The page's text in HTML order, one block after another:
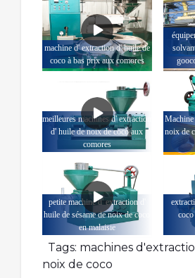
machine d' extraction d' huile de
coco à bas prix aux comores
meilleures machines d' extraction
d' huile de noix de coco aux
comores
Machine
noix de
petite machine d' extraction d'
huile de sésame de noix de coco
en malaisie
Tags: machines
noix de coco